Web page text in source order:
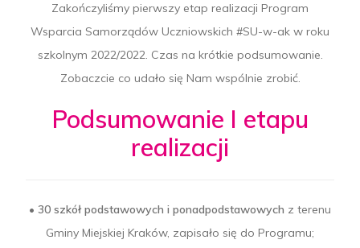
Zakończyliśmy pierwszy etap realizacji Program
Wsparcia Samorządów Uczniowskich #SU-w-ak w roku
szkolnym 2022/2022. Czas na krótkie podsumowanie.
Zobaczcie co udało się Nam wspólnie zrobić.
Podsumowanie I etapu
realizacji
• 30 szkół podstawowych i ponadpodstawowych z terenu
Gminy Miejskiej Kraków, zapisało się do Programu;